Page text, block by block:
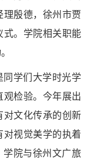
殷德，徐州市贾
式。学院相关职能
同学们大学时光学
观检验。今年展出
对文化传承的创新
视觉美学的执着
学院与徐州文广旅